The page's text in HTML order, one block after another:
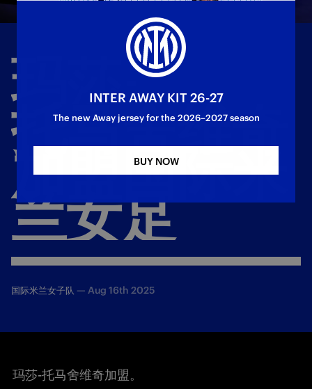
玛莎-
托马舍维奇
加盟国际米
兰女足
国际米兰女子队 — Aug 16th 2025
玛莎-托马舍维奇加盟。
INTER AWAY KIT 26-27
The new Away jersey for the 2026–2027 season
BUY NOW